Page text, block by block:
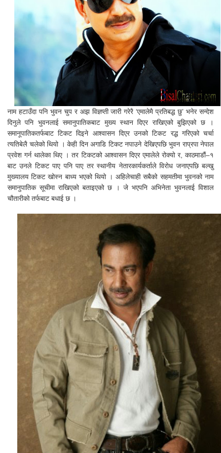
नाम हटाउँदा पनि भुवन चुप र अझ विज्ञप्ती जारी गरेरै ‘एमालेमै प्रतिबद्ध छु’ भनेर सन्देश
दिनुले पनि भुवनलाई समानुपातिकबाट मुख्य स्थान दिएर राखिएको बुझिएको छ ।
समानूपातिकतर्फबाट टिकट दिइने आश्वासन दिएर उनको टिकट रद्ध गरिएको चर्चा
त्यतिबेलै चलेको थियो । केही दिन अगाडि टिकट नपाउने देखिएपछि भुवन राप्रपा नेपाल
प्रवेश गर्न थालेका थिए । तर टिकटको आश्वासन दिएर एमालेले रोक्यो र, काठमाडौं–१
बाट उनले टिकट पाए पनि पाए तर स्थानीय नेतारकार्यकर्ताले विरोध जनाएपछि बल्खु
मुख्यालय टिकट खोस्न बाध्य भएको थियो । अहिलेचाही सबैको सहमतीमा भुवनको नाम
समानुपातिक सूचीमा राखिएको बताइएको छ । जे भएपनि अभिनेता भुवनलाई विशाल
चौतारीको तर्फबाट बधाई छ ।